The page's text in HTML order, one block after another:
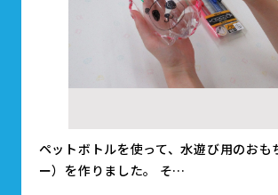
ペットボトルを使って、水遊び用のおも
ー）を作りました。 そ…